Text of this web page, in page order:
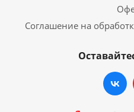
Соглашение на